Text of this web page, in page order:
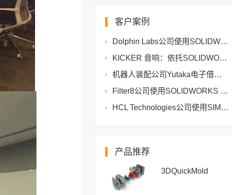
客户案例
Dolphin Labs公司使用SOLIDWORKS将海洋波浪能转化为电能
KICKER 音响：依托SOLIDWORKS工程设计打造高品质车载音响
机器人装配公司Yutaka电子借助3DEXPERIENCE使交付周期缩短50%
Filter8公司使用SOLIDWORKS Flow Simulation构建高效且可持续的空气净化系统
HCL Technologies公司使用SIMULIA Abaqus掌握海底管道设计
产品推荐
3DQuickMold